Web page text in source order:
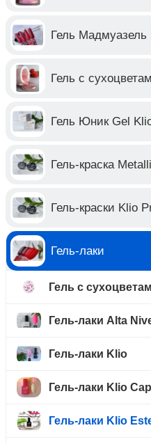
Гель Мадмуазель
Гель с
Гель Юник Gel
Гель-краска
Гель-краски Klio
Гель-лаки
Гель с
Гель-лаки Alta
Гель-лаки Klio
Гель-лаки Klio
Гель-лаки Klio